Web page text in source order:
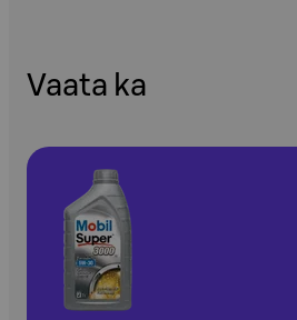
Vaata ka